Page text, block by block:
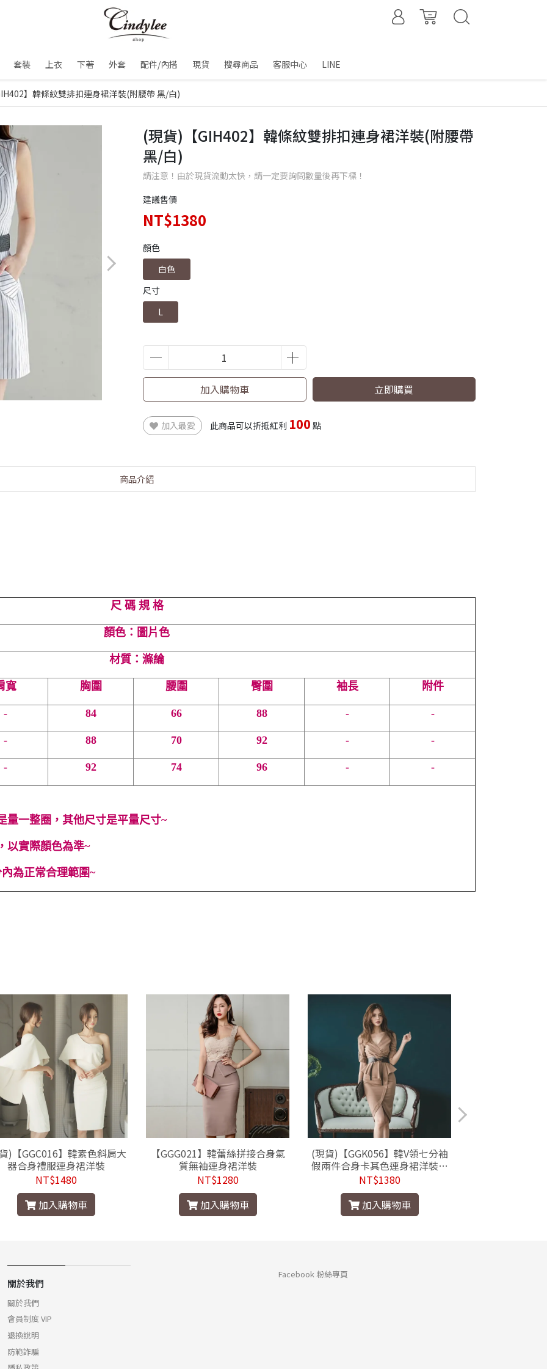
套裝 上衣 下著 外套 配件/內搭 現貨 搜尋商品 客服中心 LINE
】韓條紋雙排扣連身裙洋裝(附腰帶 黑/白)
(現貨)【GIH402】韓條紋雙排扣連身裙洋裝(附腰帶
黑/白)
請注意！由於現貨流動太快，請一定要詢問數量後再下標！
建議售價
NT$1380
顏色
白色
尺寸
L
加入購物車 立即購買
加入最愛 此商品可以折抵紅利 100 點
商品介紹
尺 碼 規 格
顏色：圖片色
材質：滌綸
寬 胸圍 腰圍 臀圍 袖長 附件
- 84 66 88 - -
- 88 70 92 - -
- 92 74 96 - -
一整圈，其他尺寸是平量尺寸~
以實際顏色為準~
為正常合理範圍~
)【GGC016】韓素色斜肩大
器合身禮服連身裙洋裝
NT$1480
加入購物車
【GGG021】韓蕾絲拼接合身氣
質無袖連身裙洋裝
NT$1280
加入購物車
(現貨)【GGK056】韓V領七分袖
假兩件合身卡其色連身裙洋裝附
腰帶
NT$1380
加入購物車
關於我們
關於我們
會員制度 VIP
退換說明
防範詐騙
Facebook 粉絲專頁